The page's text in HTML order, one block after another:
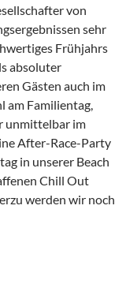
von
sehr
Frühjahrs
absoluter
Gästen auch im
am Familientag,
unmittelbar im
After-Race-Party
in unserer Beach
Chill Out
werden wir noch